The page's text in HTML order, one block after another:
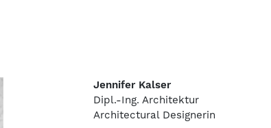
Jennifer Kalser
Dipl.-Ing. Architektur
Architectural Designerin